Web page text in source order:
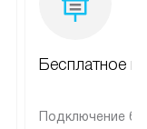
Бесплатное
Подключение